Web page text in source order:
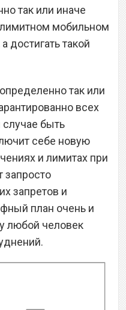
так или иначе
мобильном
достигать такой
так или
всех
случае быть
себе новую
и лимитах при
запросто
запретов и
план очень и
любой человек